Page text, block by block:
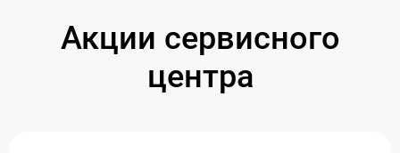
Акции сервисного
центра